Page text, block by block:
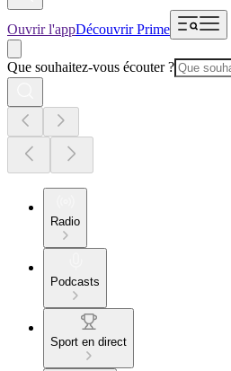
Ouvrir l'appDécouvrir Prime
Que souhaitez-vous écouter ?
Radio
Podcasts
Sport en direct